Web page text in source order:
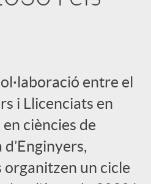
entre el
i Llicenciats en
ciències de
un cicle